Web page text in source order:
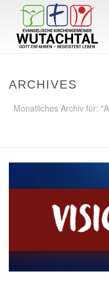
ARCHIVES
Monatliches Archiv für: